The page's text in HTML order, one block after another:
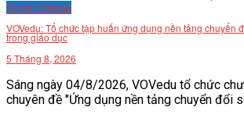
Tin tức VOVedu
VOVedu: Tổ chức tập huấn ứng dụng nền tảng chuyển
trong giáo dục
5 Tháng 8, 2026
Sáng ngày 04/8/2026, VOVedu tổ chức
chuyên đề "Ứng dụng nền tảng chuyển đổi